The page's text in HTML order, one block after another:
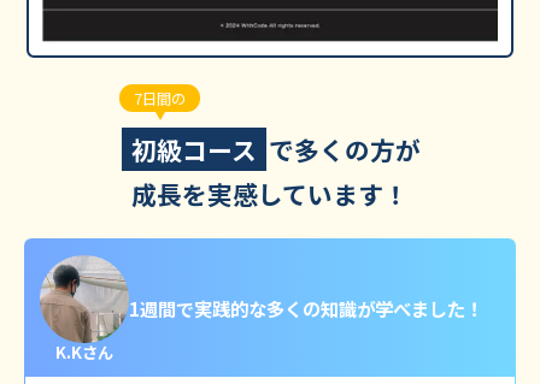
7日間の
初級コース で多くの方が
成長を実感しています！
K.Kさん
1週間で実践的な多くの知識が学べました！